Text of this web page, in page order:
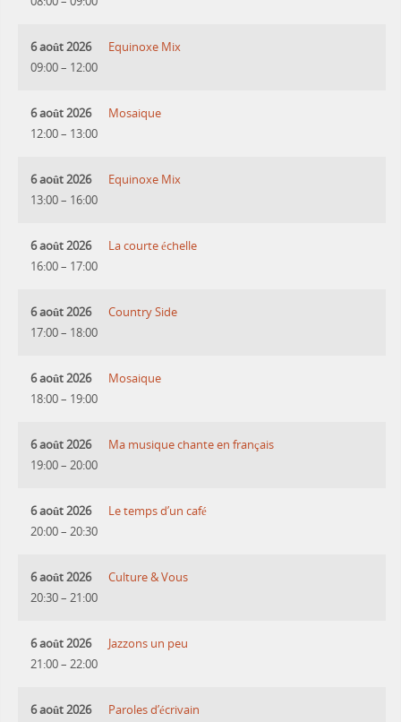
6 août 2026
09:00– 12:00
Equinoxe Mix
6 août 2026
12:00– 13:00
Mosaique
6 août 2026
13:00– 16:00
Equinoxe Mix
6 août 2026
16:00– 17:00
La courte échelle
6 août 2026
17:00– 18:00
Country Side
6 août 2026
18:00– 19:00
Mosaique
6 août 2026
19:00– 20:00
Ma musique chante en français
6 août 2026
20:00– 20:30
Le temps d’un café
6 août 2026
20:30– 21:00
Culture & Vous
6 août 2026
21:00– 22:00
Jazzons un peu
6 août 2026
Paroles d’écrivain